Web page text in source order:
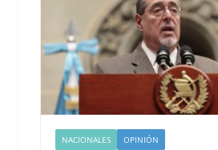
NACIONALES OPINIÓN